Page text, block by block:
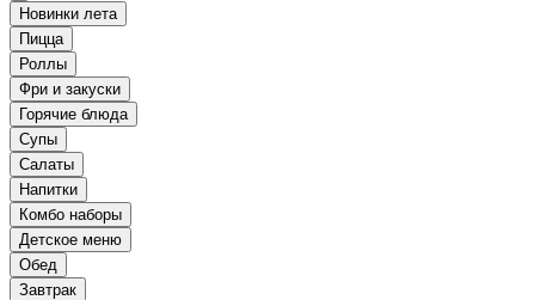
Новинки лета
Пицца
Роллы
Фри и закуски
Горячие блюда
Супы
Салаты
Напитки
Комбо наборы
Детское меню
Обед
Завтрак